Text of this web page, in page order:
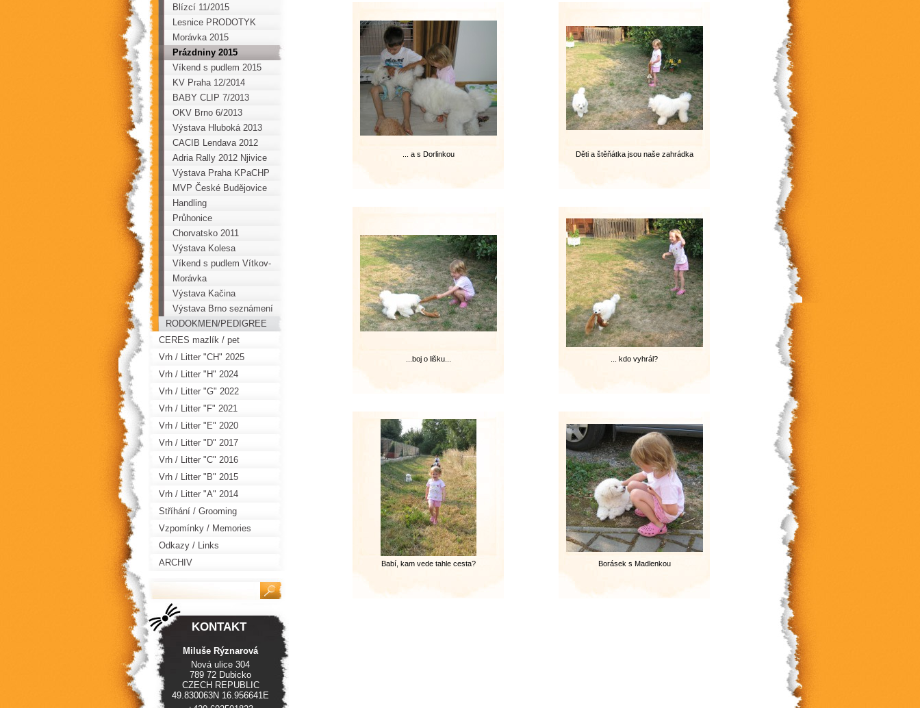
... a s Dorlinkou Děti a štěňátka jsou naše zahrádka
...boj o lišku... ... kdo vyhrál?
Babí, kam vede tahle cesta? Borásek s Madlenkou
Blízcí 11/2015
Lesnice PRODOTYK
2015
Morávka 2015
Prázdniny 2015
Víkend s pudlem 2015
KV Praha 12/2014
BABY CLIP 7/2013
OKV Brno 6/2013
Výstava Hluboká 2013
CACIB Lendava 2012
Adria Rally 2012 Njivice
Výstava Praha KPaCHP
MVP České Budějovice
Handling
Průhonice
Chorvatsko 2011
Výstava Kolesa
Víkend s pudlem Vítkov-
Podhradí 2011
Morávka
Výstava Kačina
Výstava Brno seznámení
RODOKMEN/PEDIGREE
CERES mazlík / pet
Vrh / Litter "CH" 2025
Vrh / Litter "H" 2024
Vrh / Litter "G" 2022
Vrh / Litter "F" 2021
Vrh / Litter "E" 2020
Vrh / Litter "D" 2017
Vrh / Litter "C" 2016
Vrh / Litter "B" 2015
Vrh / Litter "A" 2014
Stříhání / Grooming
Vzpomínky / Memories
Odkazy / Links
ARCHIV
KONTAKT
Miluše Rýznarová
Nová ulice 304
789 72 Dubicko
CZECH REPUBLIC
49.830063N 16.956641E